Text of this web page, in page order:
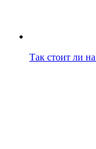
Так стоит ли